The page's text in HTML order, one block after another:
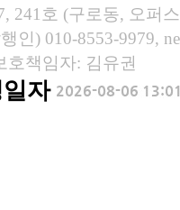
241호 (구로동, 오퍼
인) 010-8553-9979,
호책임자: 김유권
자